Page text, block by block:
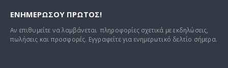
ΕΝΗΜΕΡΩΣΟΥ ΠΡΩΤΟΣ!
Αν επιθυμείτε να λαμβάνεται πληροφορίες σχετικά με εκδηλώσεις,
πωλήσεις και προσφορές. Εγγραφείτε για ενημερωτικό δελτίο σήμερα.